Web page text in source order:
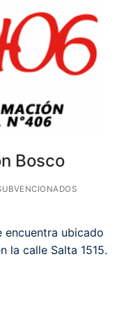
Bosco
encuentra ubicado
la calle Salta 1515.